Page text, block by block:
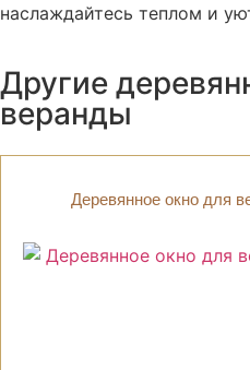
наслаждайтесь теплом и
Другие
веранды
Деревянное окно для